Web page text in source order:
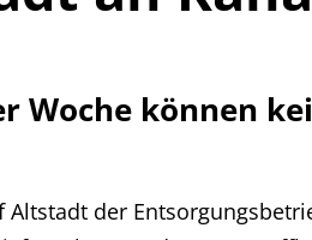
Woche können
der